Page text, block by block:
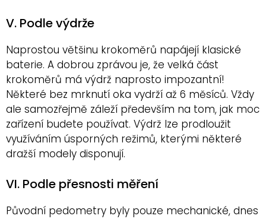
V. Podle výdrže
Naprostou většinu krokoměrů napájejí klasické
baterie. A dobrou zprávou je, že velká část
krokoměrů má výdrž naprosto impozantní!
Některé bez mrknutí oka vydrží až 6 měsíců. Vždy
ale samozřejmě záleží především na tom, jak moc
zařízení budete používat. Výdrž lze prodloužit
využíváním úsporných režimů, kterými některé
dražší modely disponují.
VI. Podle přesnosti měření
Původní pedometry byly pouze mechanické, dnes